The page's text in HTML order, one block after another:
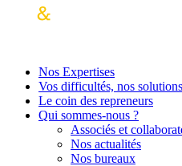
Nos Expertises
Vos difficultés, nos solutions
Le coin des repreneurs
Qui sommes-nous ?
Associés et
Nos actualités
Nos bureaux